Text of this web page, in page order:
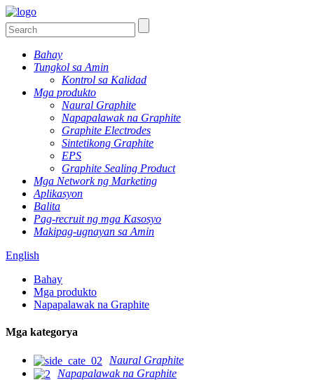
Bahay
Tungkol sa Amin
Kontrol sa Kalidad
Mga produkto
Naural Graphite
Napapalawak na Graphite
Graphite Electrodes
Sintetikong Graphite
EPS
Graphite Sealing Product
Mga Network ng Marketing
Aplikasyon
Balita
Pag-recruit ng mga Kasosyo
Makipag-ugnayan sa Amin
English
Bahay
Mga produkto
Napapalawak na Graphite
Mga kategorya
Naural Graphite
Napapalawak na Graphite